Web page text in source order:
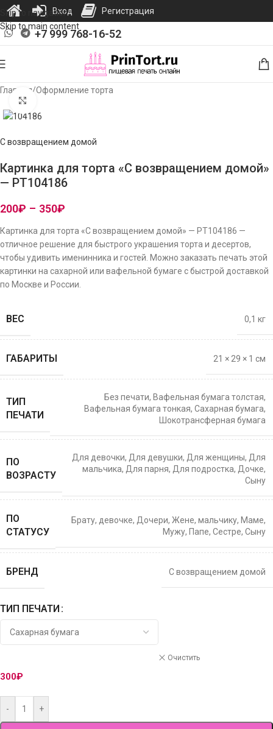
Skip to navigation
Skip to main content
+7 999 768-16-52
Главная/Оформление торта
С возвращением домой
Картинка для торта «С возвращением домой»
— PT104186
200₽ – 350₽
Картинка для торта «С возвращением домой» — PT104186 —
отличное решение для быстрого украшения торта и десертов,
чтобы удивить именинника и гостей. Можно заказать печать этой
картинки на сахарной или вафельной бумаге с быстрой доставкой
по Москве и России.
ВЕС 0,1 кг
ГАБАРИТЫ 21 × 29 × 1 см
ТИП
ПЕЧАТИ
Без печати, Вафельная бумага толстая,
Вафельная бумага тонкая, Сахарная бумага,
Шокотрансферная бумага
ПО
ВОЗРАСТУ
Для девочки, Для девушки, Для женщины, Для
мальчика, Для парня, Для подростка, Дочке,
Сыну
ПО
СТАТУСУ
Брату, девочке, Дочери, Жене, мальчику, Маме,
Мужу, Папе, Сестре, Сыну
БРЕНД С возвращением домой
ТИП ПЕЧАТИ
Очистить
300₽
- +
Вход Регистрация